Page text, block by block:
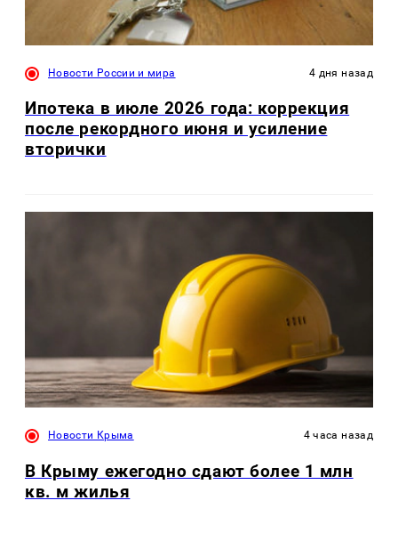
Новости России и мира 4 дня назад
Ипотека в июле 2026 года: коррекция
после рекордного июня и усиление
вторички
Новости Крыма 4 часа назад
В Крыму ежегодно сдают более 1 млн
кв. м жилья